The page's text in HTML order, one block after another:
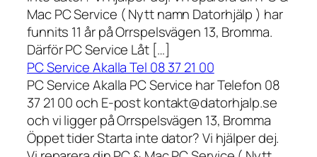
Mac PC Service ( Nytt namn Datorhjälp ) har
funnits 11 år på Orrspelsvägen 13, Bromma.
Därför PC Service Låt […]
PC Service Akalla Tel 08 37 21 00
PC Service Akalla PC Service har Telefon 08
37 21 00 och E-post kontakt@datorhjalp.se
och vi ligger på Orrspelsvägen 13, Bromma
Öppet tider Starta inte dator? Vi hjälper dej.